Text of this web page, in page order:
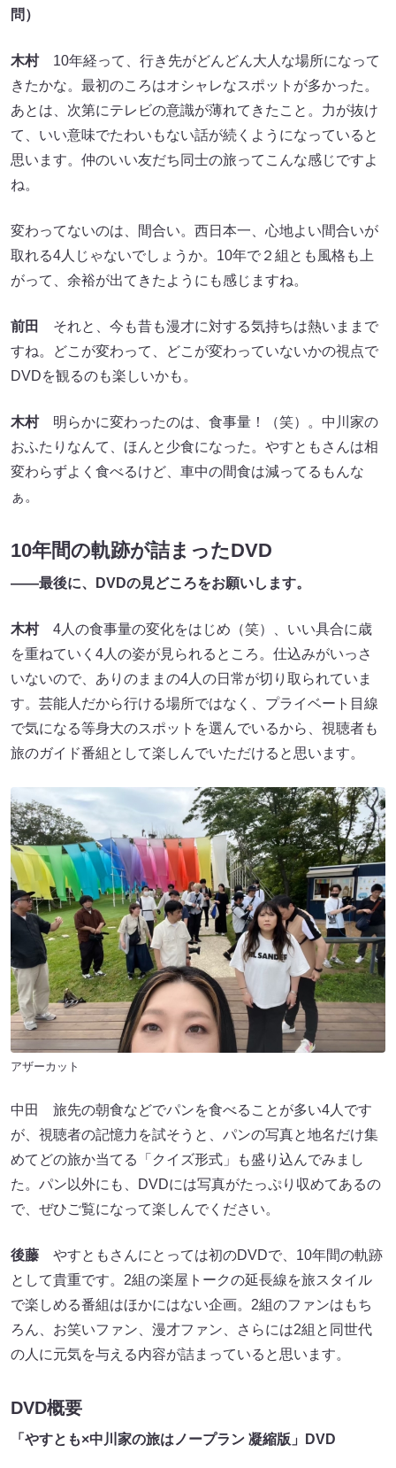
問）
木村10年経って、行き先がどんどん大人な場所になって
きたかな。最初のころはオシャレなスポットが多かった。
あとは、次第にテレビの意識が薄れてきたこと。力が抜け
て、いい意味でたわいもない話が続くようになっていると
思います。仲のいい友だち同士の旅ってこんな感じですよ
ね。
変わってないのは、間合い。西日本一、心地よい間合いが
取れる4人じゃないでしょうか。10年で２組とも風格も上
がって、余裕が出てきたようにも感じますね。
前田
それと、今も昔も漫才に対する気持ちは熱いままで
すね。どこが変わって、どこが変わっていないかの視点で
DVDを観るのも楽しいかも。
木村明らかに変わったのは、食事量！（笑）。中川家の
おふたりなんて、ほんと少食になった。やすともさんは相
変わらずよく食べるけど、車中の間食は減ってるもんな
ぁ。
10年間の軌跡が詰まったDVD
――最後に、DVDの見どころをお願いします。
木村4人の食事量の変化をはじめ（笑）、いい具合に歳
を重ねていく4人の姿が見られるところ。仕込みがいっさ
いないので、ありのままの4人の日常が切り取られていま
す。芸能人だから行ける場所ではなく、プライベート目線
で気になる等身大のスポットを選んでいるから、視聴者も
旅のガイド番組として楽しんでいただけると思います。
アザーカット
中田 旅先の朝食などでパンを食べることが多い4人です
が、視聴者の記憶力を試そうと、パンの写真と地名だけ集
めてどの旅か当てる「クイズ形式」も盛り込んでみまし
た。パン以外にも、DVDには写真がたっぷり収めてあるの
で、ぜひご覧になって楽しんでください。
後藤 やすともさんにとっては初のDVDで、10年間の軌跡
として貴重です。2組の楽屋トークの延長線を旅スタイル
で楽しめる番組はほかにはない企画。2組のファンはもち
ろん、お笑いファン、漫才ファン、さらには2組と同世代
の人に元気を与える内容が詰まっていると思います。
DVD概要
「やすとも×中川家の旅はノープラン 凝縮版」DVD